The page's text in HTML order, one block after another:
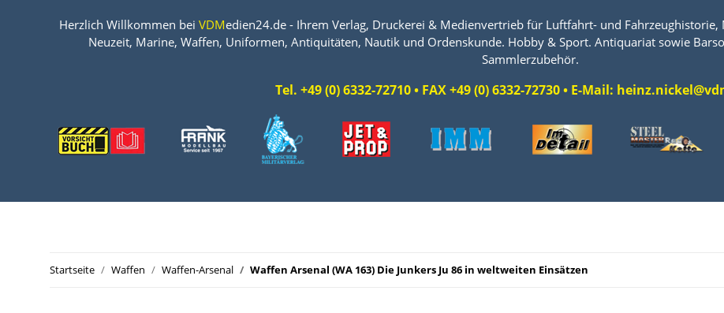
Herzlich Willkommen bei VDMedien24.de - Ihrem Verlag, Druckerei & Medienvertrieb für Luftfahrt- und
Neuzeit, Marine, Waffen, Uniformen, Antiquitäten, Nautik und Ordenskunde. Hobby & Sport. Antiquariat sowie
Sammlerzubehör.
Tel. +49 (0) 6332-72710 • FAX +49 (0) 6332-72730 • E-Mail:
Startseite Waffen Waffen-Arsenal Waffen Arsenal (WA 163) Die Junkers Ju 86 in weltweiten Einsätzen